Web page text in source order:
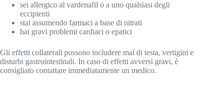
sei allergico al vardenafil o a uno qualsiasi degli
eccipienti
stai assumendo farmaci a base di nitrati
hai gravi problemi cardiaci o epatici
Gli effetti collaterali possono includere mal di testa, vertigini e
disturbi gastrointestinali. In caso di effetti avversi gravi, è
consigliato contattare immediatamente un medico.